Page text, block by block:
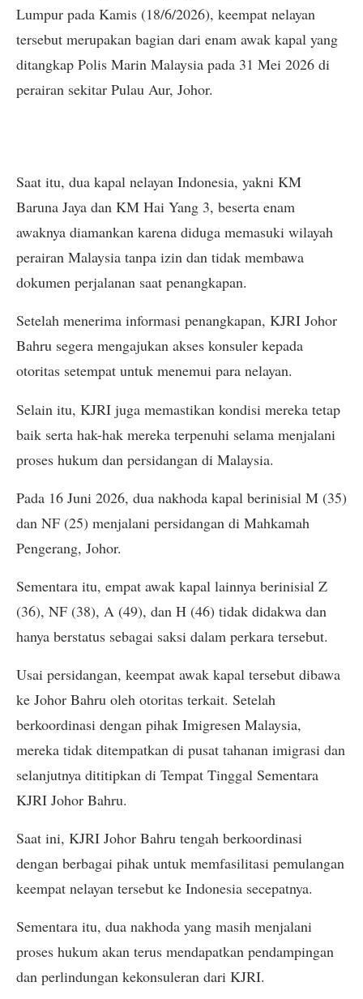
Lumpur pada Kamis (18/6/2026), keempat nelayan
tersebut merupakan bagian dari enam awak kapal yang
ditangkap Polis Marin Malaysia pada 31 Mei 2026 di
perairan sekitar Pulau Aur, Johor.
Saat itu, dua kapal nelayan Indonesia, yakni KM
Baruna Jaya dan KM Hai Yang 3, beserta enam
awaknya diamankan karena diduga memasuki wilayah
perairan Malaysia tanpa izin dan tidak membawa
dokumen perjalanan saat penangkapan.
Setelah menerima informasi penangkapan, KJRI Johor
Bahru segera mengajukan akses konsuler kepada
otoritas setempat untuk menemui para nelayan.
Selain itu, KJRI juga memastikan kondisi mereka tetap
baik serta hak-hak mereka terpenuhi selama menjalani
proses hukum dan persidangan di Malaysia.
Pada 16 Juni 2026, dua nakhoda kapal berinisial M (35)
dan NF (25) menjalani persidangan di Mahkamah
Pengerang, Johor.
Sementara itu, empat awak kapal lainnya berinisial Z
(36), NF (38), A (49), dan H (46) tidak didakwa dan
hanya berstatus sebagai saksi dalam perkara tersebut.
Usai persidangan, keempat awak kapal tersebut dibawa
ke Johor Bahru oleh otoritas terkait. Setelah
berkoordinasi dengan pihak Imigresen Malaysia,
mereka tidak ditempatkan di pusat tahanan imigrasi dan
selanjutnya dititipkan di Tempat Tinggal Sementara
KJRI Johor Bahru.
Saat ini, KJRI Johor Bahru tengah berkoordinasi
dengan berbagai pihak untuk memfasilitasi pemulangan
keempat nelayan tersebut ke Indonesia secepatnya.
Sementara itu, dua nakhoda yang masih menjalani
proses hukum akan terus mendapatkan pendampingan
dan perlindungan kekonsuleran dari KJRI.